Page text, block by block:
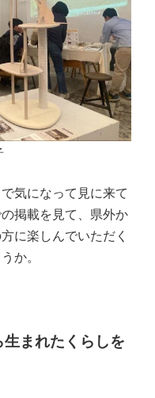
気になって見に来て
掲載を見て、県外か
に楽しんでいただく
か。
まれたくらしを